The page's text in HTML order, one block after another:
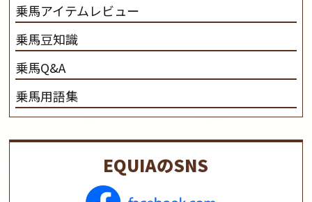
乗馬アイテムレビュー
乗馬豆知識
乗馬Q&A
乗馬用語集
EQUIAのSNS